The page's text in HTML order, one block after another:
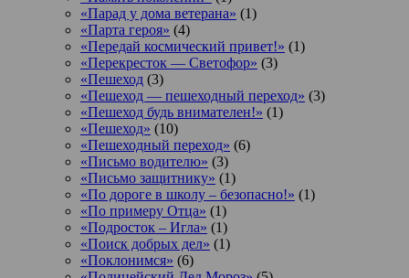
«Парад у дома ветерана» (1)
«Парта героя» (4)
«Передай космический привет!» (1)
«Перекресток — Светофор» (3)
«Пешеход (3)
«Пешеход — пешеходный переход» (3)
«Пешеход будь внимателен!» (1)
«Пешеход» (10)
«Пешеходный переход» (6)
«Письмо водителю» (3)
«Письмо защитнику» (1)
«По дороге в школу – безопасно!» (1)
«По примеру Отца» (1)
«Подросток ‒ Игла» (1)
«Поиск добрых дел» (1)
«Поклонимся» (6)